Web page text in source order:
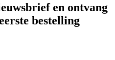
en ontvang
bestelling